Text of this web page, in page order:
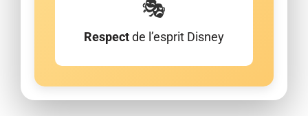
🎭
Respectde l’esprit Disney